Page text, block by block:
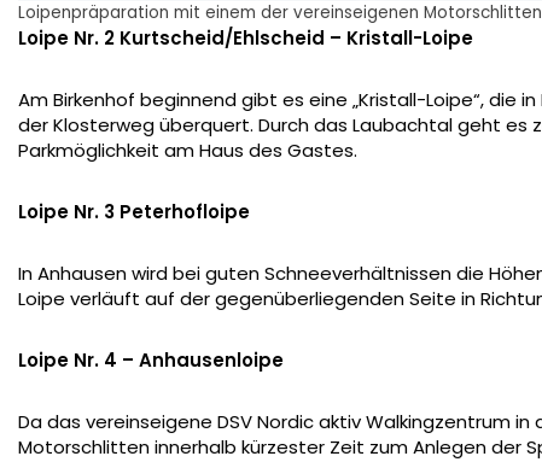
Loipenpräparation mit einem der vereinseigenen Motorschlitten
Loipe Nr. 2 Kurtscheid/Ehlscheid – Kristall-Loipe
Am Birkenhof beginnend gibt es eine „Kristall-Loipe“, die
der Klosterweg überquert. Durch das Laubachtal geht es
Parkmöglichkeit am Haus des Gastes.
Loipe Nr. 3 Peterhofloipe
In Anhausen wird bei guten Schneeverhältnissen die
Loipe verläuft auf der gegenüberliegenden Seite in
Loipe Nr. 4 – Anhausenloipe
Da das vereinseigene DSV Nordic aktiv Walkingzentrum
Motorschlitten innerhalb kürzester Zeit zum Anlegen der